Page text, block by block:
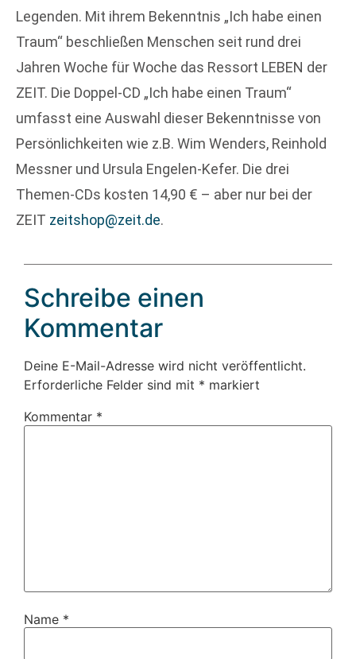
Legenden. Mit ihrem Bekenntnis „Ich habe einen
Traum“ beschließen Menschen seit rund drei
Jahren Woche für Woche das Ressort LEBEN der
ZEIT. Die Doppel-CD „Ich habe einen Traum“
umfasst eine Auswahl dieser Bekenntnisse von
Persönlichkeiten wie z.B. Wim Wenders, Reinhold
Messner und Ursula Engelen-Kefer. Die drei
Themen-CDs kosten 14,90 € – aber nur bei der
ZEIT zeitshop@zeit.de.
Schreibe einen
Kommentar
Deine E-Mail-Adresse wird nicht veröffentlicht.
Erforderliche Felder sind mit * markiert
Kommentar *
Name *